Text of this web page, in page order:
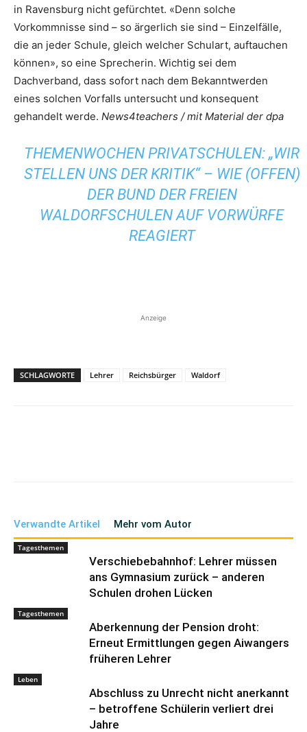
in Ravensburg nicht gefürchtet. «Denn solche
Vorkommnisse sind – so ärgerlich sie sind – Einzelfälle,
die an jeder Schule, gleich welcher Schulart, auftauchen
können», so eine Sprecherin. Wichtig sei dem
Dachverband, dass sofort nach dem Bekanntwerden
eines solchen Vorfalls untersucht und konsequent
gehandelt werde. News4teachers / mit Material der dpa
THEMENWOCHEN PRIVATSCHULEN: „WIR
STELLEN UNS DER KRITIK“ – WIE (OFFEN)
DER BUND DER FREIEN
WALDORFSCHULEN AUF VORWÜRFE
REAGIERT
Anzeige
SCHLAGWORTE Lehrer Reichsbürger Waldorf
Verwandte Artikel Mehr vom Autor
Tagesthemen
Verschiebebahnhof: Lehrer müssen
ans Gymnasium zurück – anderen
Schulen drohen Lücken
Tagesthemen
Aberkennung der Pension droht:
Erneut Ermittlungen gegen Aiwangers
früheren Lehrer
Leben
Abschluss zu Unrecht nicht anerkannt
– betroffene Schülerin verliert drei
Jahre